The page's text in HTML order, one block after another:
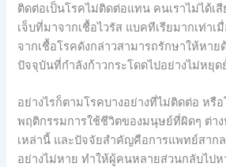
ติดต่อเป็นโรคไม่ติดต่อแทน คนเราไม่ได้เ
เจ็บที่มาจากเชื้อไวรัส แบคทีเรียมากเท่าเ
จากเชื้อโรคดังกล่าวสามารถรักษาให้หา
ปัจจุบันที่กำลังก้าวกระโดดไปอย่างไม่หยุด
อย่างไรก็ตามโรคบางอย่างที่ไม่ติดต่อ หรื
พฤติกรรมการใช้ชีวิตของมนุษย์ที่ผิดๆ ต่า
เหล่านี้ และปัจจัยสำคัญคือการแพทย์สาก
อย่างไม่หาย ทำให้ผู้คนหลายส่วนกลับไป